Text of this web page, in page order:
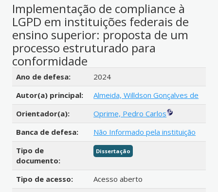
Implementação de compliance à
LGPD em instituições federais de
ensino superior: proposta de um
processo estruturado para
conformidade
Detalhes bibliográficos
Ano de defesa:
2024
Autor(a) principal:
Almeida, Willdson Gonçalves de
Orientador(a):
Oprime, Pedro Carlos
Banca de defesa:
Não Informado pela instituição
Tipo de
documento:
Dissertação
Tipo de acesso:
Acesso aberto